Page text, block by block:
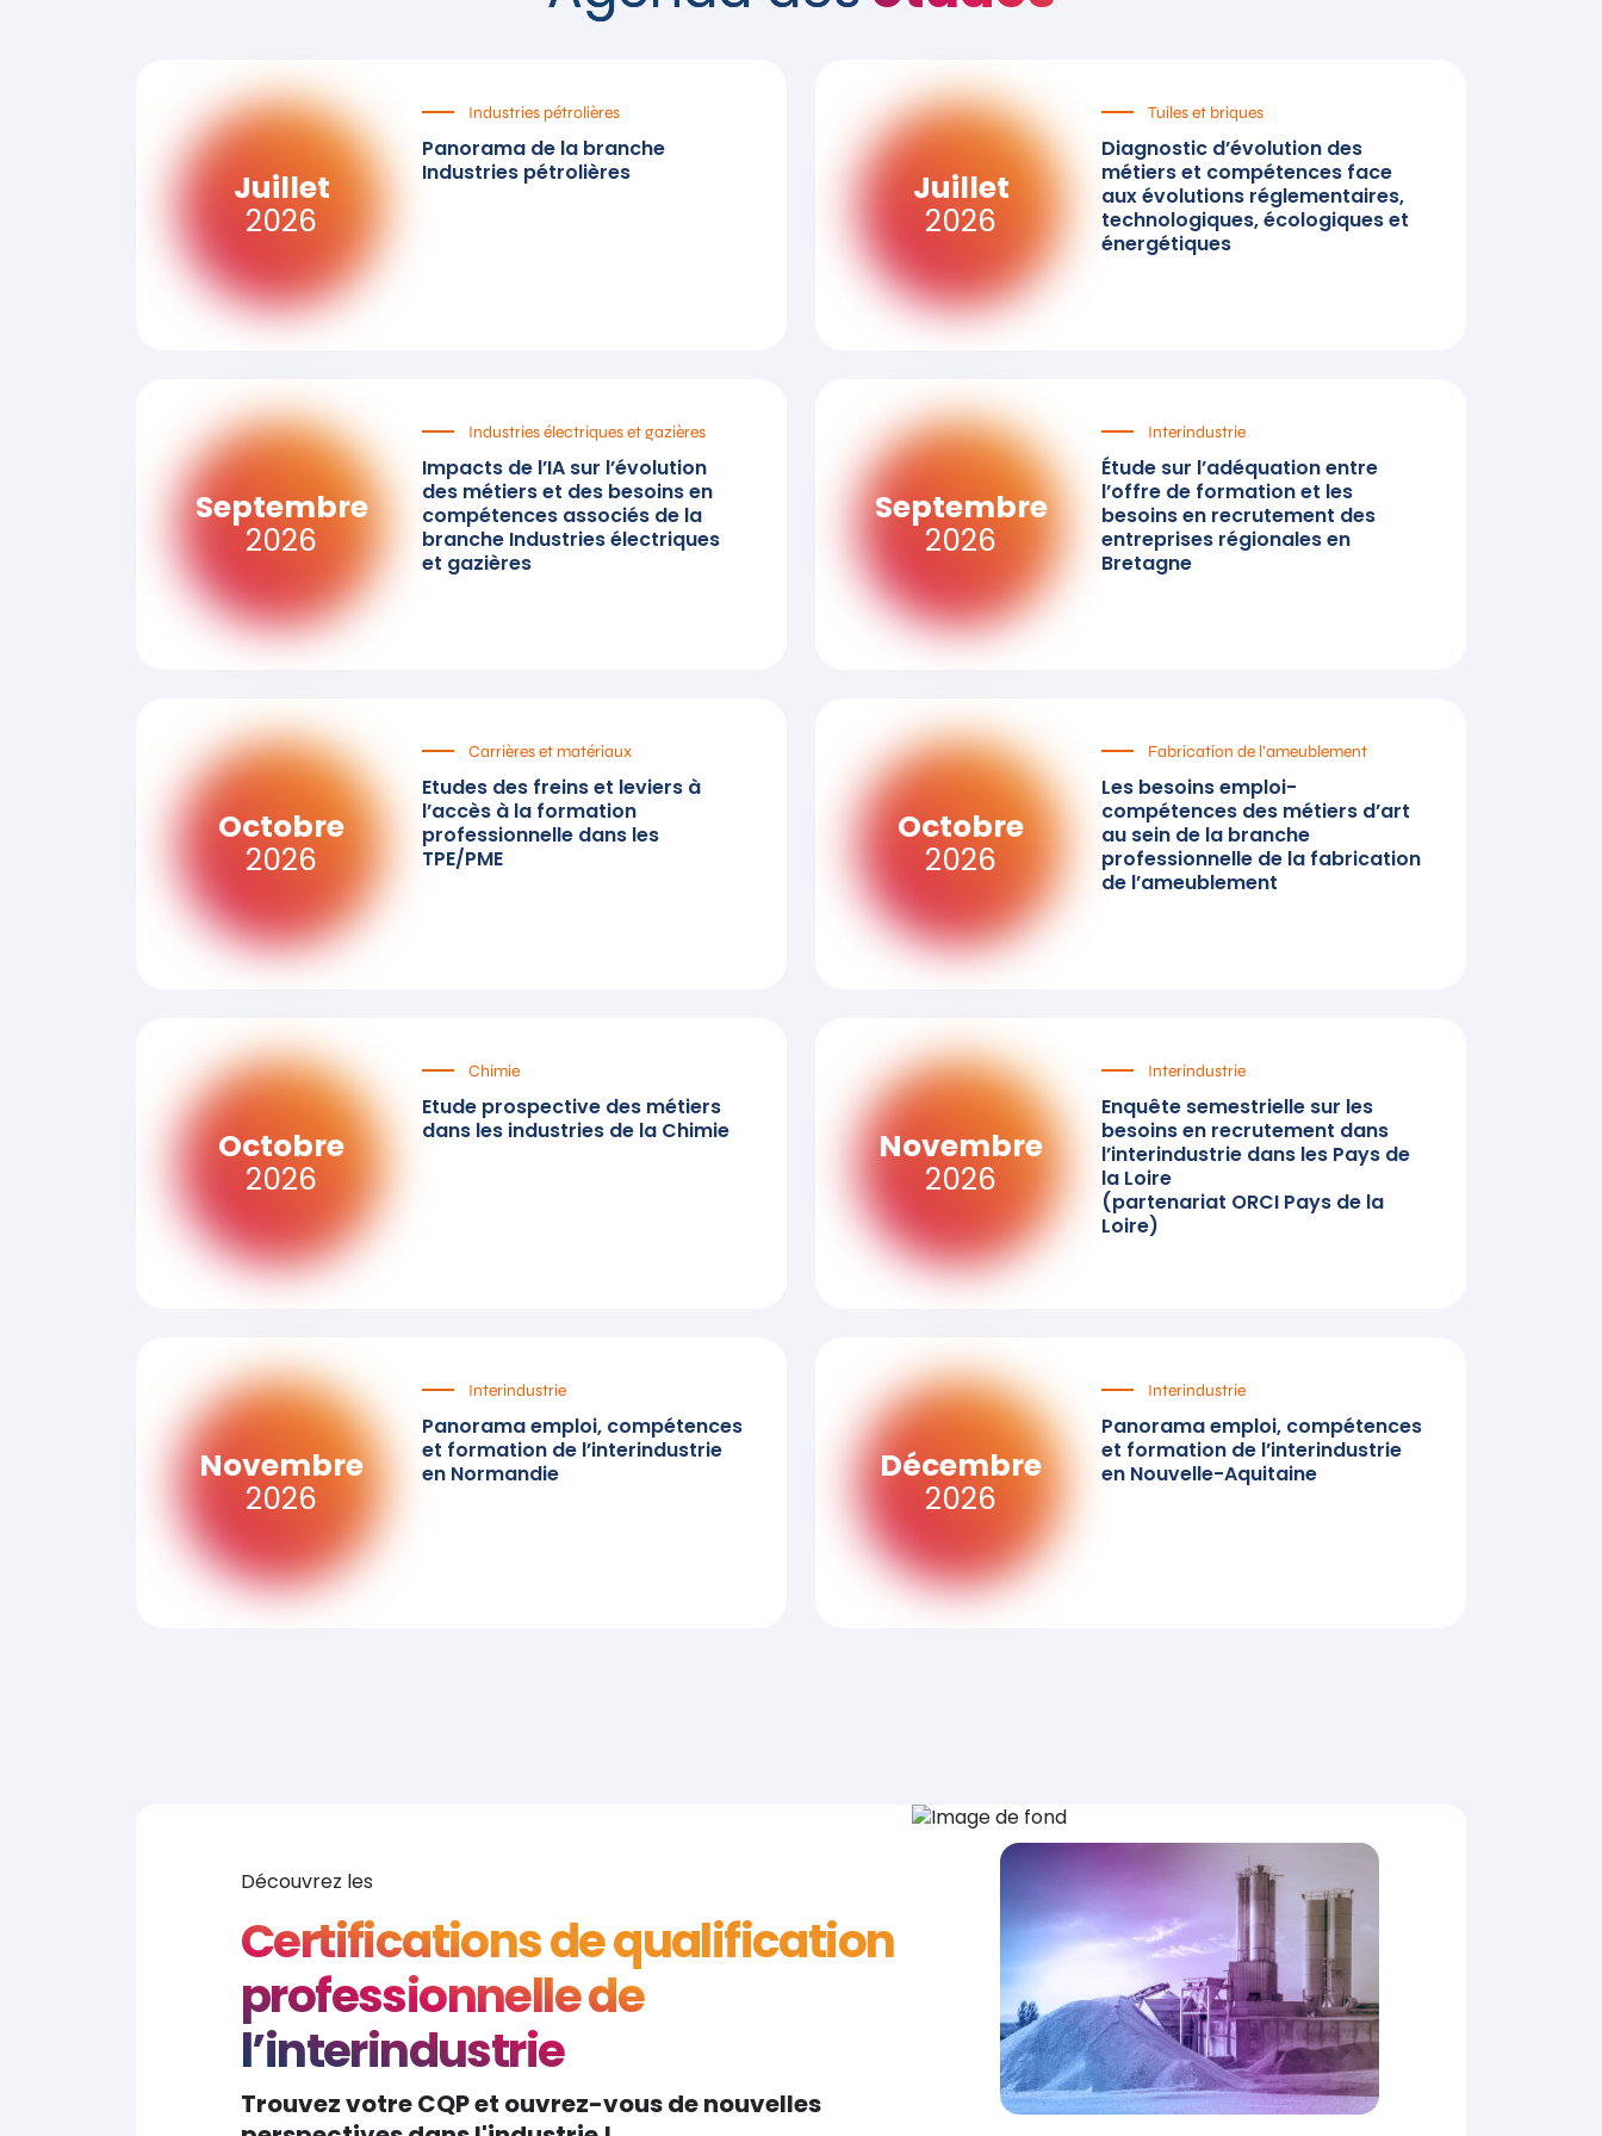
Juillet
2026
Industries pétrolières
Panorama de la branche
Industries pétrolières
Juillet
2026
Tuiles et briques
Diagnostic d’évolution des
métiers et compétences face
aux évolutions réglementaires,
technologiques, écologiques et
énergétiques
Septembre
2026
Industries électriques et gazières
Impacts de l’IA sur l’évolution
des métiers et des besoins en
compétences associés de la
branche Industries électriques
et gazières
Septembre
2026
Interindustrie
Étude sur l’adéquation entre
l’offre de formation et les
besoins en recrutement des
entreprises régionales en
Bretagne
Octobre
2026
Carrières et matériaux
Etudes des freins et leviers à
l’accès à la formation
professionnelle dans les
TPE/PME
Octobre
2026
Fabrication de l’ameublement
Les besoins emploi-
compétences des métiers d’art
au sein de la branche
professionnelle de la fabrication
de l’ameublement
Octobre
2026
Chimie
Etude prospective des métiers
dans les industries de la Chimie
Novembre
2026
Interindustrie
Enquête semestrielle sur les
besoins en recrutement dans
l’interindustrie dans les Pays de
la Loire
(partenariat ORCI Pays de la
Loire)
Novembre
2026
Interindustrie
Panorama emploi, compétences
et formation de l’interindustrie
en Normandie
Décembre
2026
Interindustrie
Panorama emploi, compétences
et formation de l’interindustrie
en Nouvelle-Aquitaine
Découvrez les
Certifications de qualification
professionnelle de
l’interindustrie
Trouvez votre CQP et ouvrez-vous de nouvelles